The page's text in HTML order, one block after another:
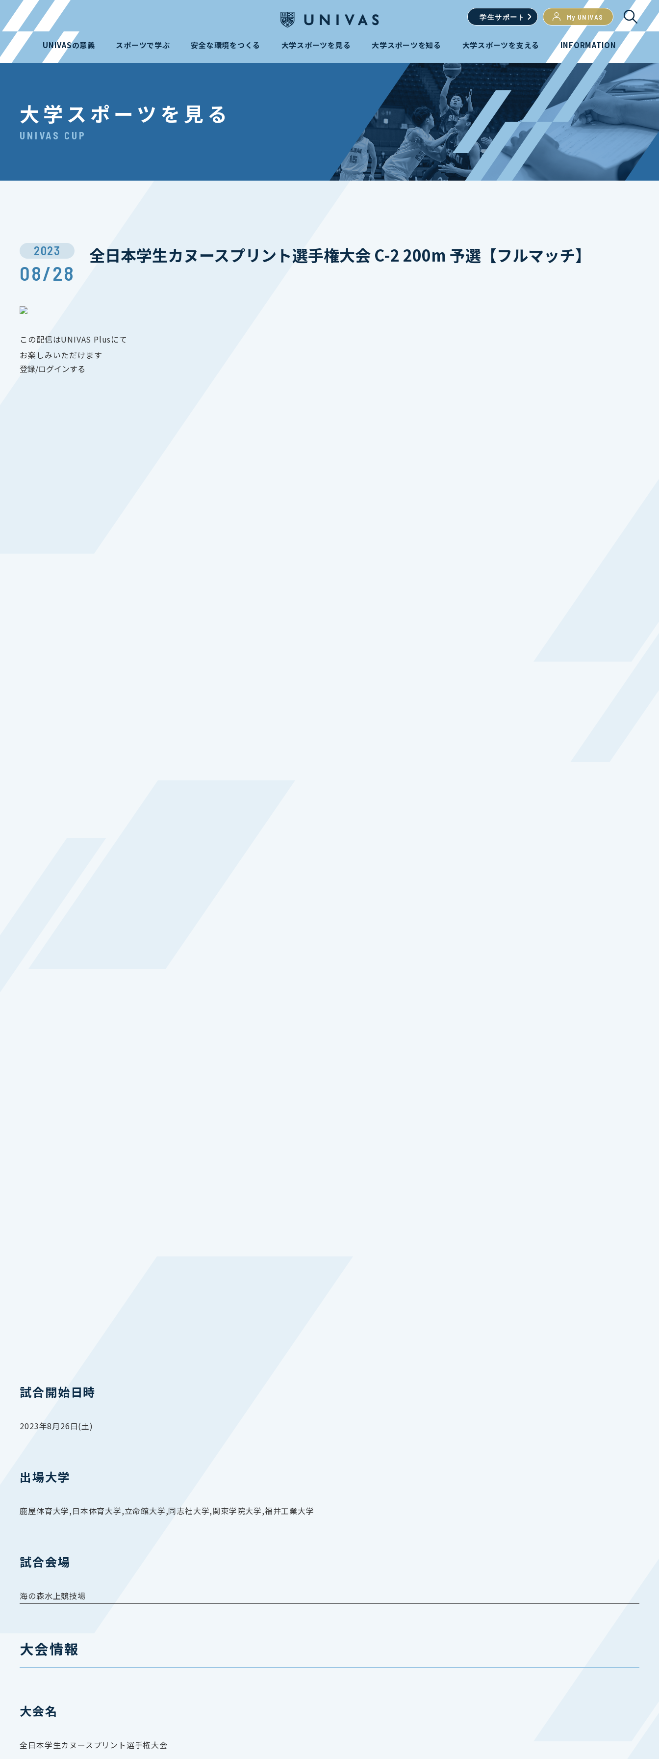
学生サポート My UNIVAS
UNIVASの意義 スポーツで学ぶ 安全な環境をつくる 大学スポーツを見る 大学スポーツを知る 大学スポーツを支える INFORMATION
大学スポーツを見る
UNIVAS CUP
2023
08/28
全日本学生カヌースプリント選手権大会 C-2 200m 予選【フルマッチ】
この配信はUNIVAS Plusにて
お楽しみいただけます
登録/ログインする
試合開始日時
2023年8月26日(土)
出場大学
鹿屋体育大学,日本体育大学,立命館大学,同志社大学,関東学院大学,福井工業大学
試合会場
海の森水上競技場
大会情報
大会名
全日本学生カヌースプリント選手権大会